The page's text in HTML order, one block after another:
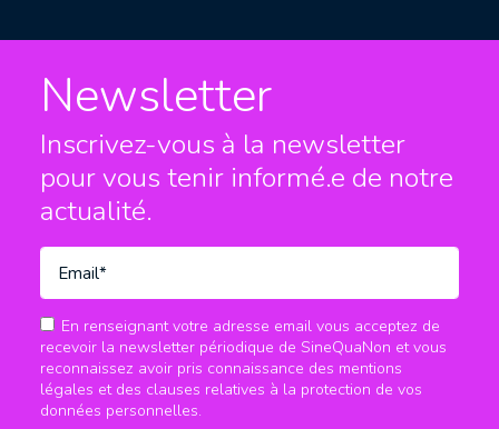
Newsletter
Inscrivez-vous à la newsletter
pour vous tenir informé.e de notre
actualité.
En renseignant votre adresse email vous acceptez de
recevoir la newsletter périodique de SineQuaNon et vous
reconnaissez avoir pris connaissance des mentions
légales et des clauses relatives à la protection de vos
données personnelles.